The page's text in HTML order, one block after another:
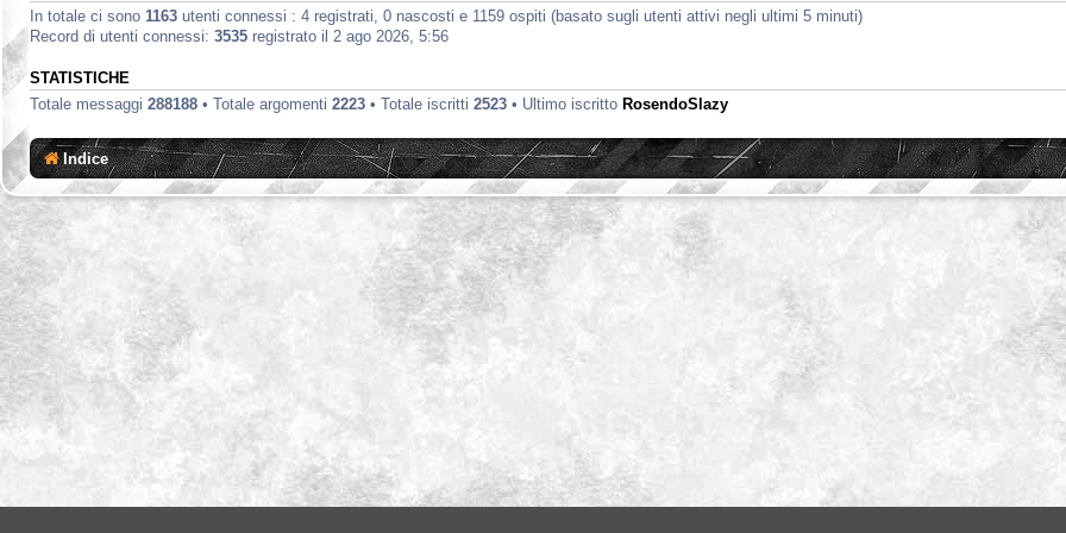
In totale ci sono 1163 utenti connessi : 4 registrati, 0 nascosti e 1159 ospiti (basato sugli utenti attivi negli ultimi 5 minuti)
Record di utenti connessi: 3535 registrato il 2 ago 2026, 5:56
STATISTICHE
Totale messaggi 288188 • Totale argomenti 2223 • Totale iscritti 2523 • Ultimo iscritto RosendoSlazy
Indice